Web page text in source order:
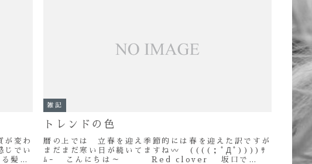
が変わ
じでい
髪の
雑記
トレンドの色
暦の上では 立春を迎え季節的には春を迎えた訳ですが
まだまだ寒い日が続いてますね〰 ((((；ﾟДﾟ))))ｻ
ﾑｰ こんにちは～ Red clover 坂口で